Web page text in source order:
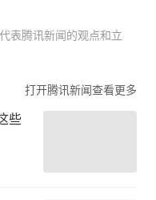
表腾讯新闻的观点和立
打开腾讯新闻查看更多
些